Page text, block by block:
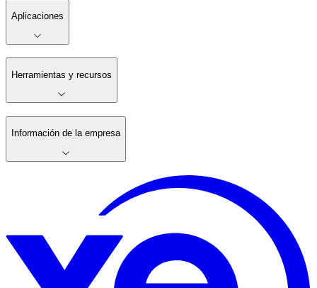
Aplicaciones
Herramientas y recursos
Información de la empresa